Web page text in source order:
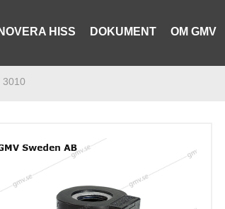
HISS DOKUMENT OM GMV
3010